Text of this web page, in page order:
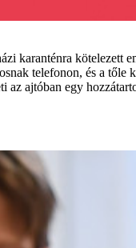
karanténra kötelezett
telefonon, és a tőle
az ajtóban egy